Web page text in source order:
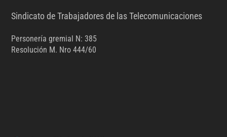
Sindicato de Trabajadores de las Telecomunicaciones
Personería gremial N: 385
Resolución M. Nro 444/60